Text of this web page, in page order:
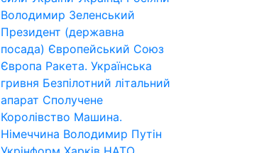
Володимир Зеленський
Президент (державна
посада) Європейський Союз
Європа Ракета. Українська
гривня Безпілотний літальний
апарат Сполучене
Королівство Машина.
Німеччина Володимир Путін